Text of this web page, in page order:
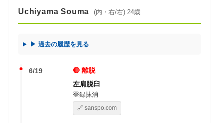
Uchiyama Souma (内・右/右) 24歳
▶ 過去の履歴を見る
6/19
🔴 離脱
左肩脱臼
登録抹消
🔗 sanspo.com